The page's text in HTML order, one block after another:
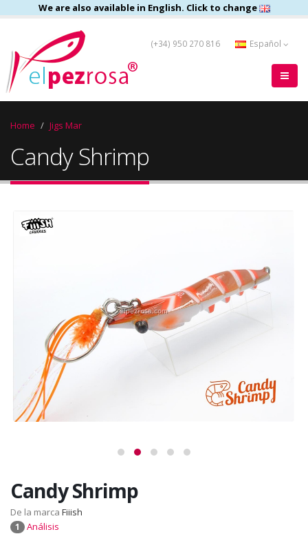
We are also available in English. Click to change
(+34) 950 270 816 Español
Home Jigs Mar
Candy Shrimp
Candy Shrimp
De la marca Fiiish
1 Análisis